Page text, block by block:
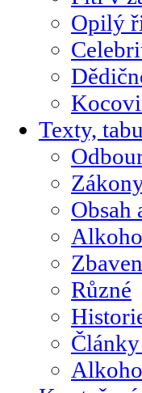
Opilý
Texty,
Obsah
Různé